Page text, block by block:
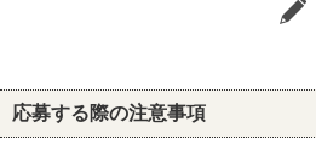
応募する際の注意事項